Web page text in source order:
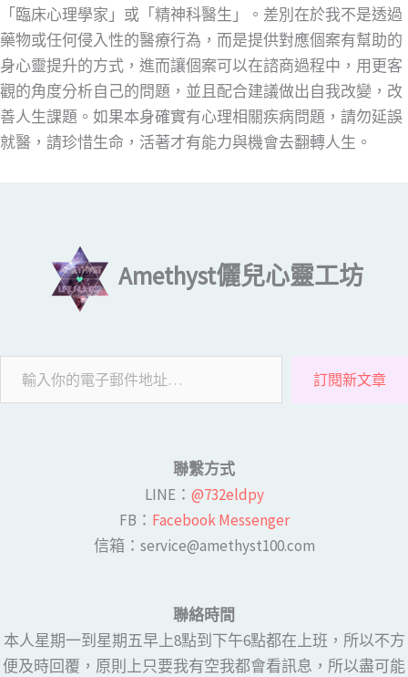
「臨床心理學家」或「精神科醫生」。差別在於我不是透過
藥物或任何侵入性的醫療行為，而是提供對應個案有幫助的
身心靈提升的方式，進而讓個案可以在諮商過程中，用更客
觀的角度分析自己的問題，並且配合建議做出自我改變，改
善人生課題。如果本身確實有心理相關疾病問題，請勿延誤
就醫，請珍惜生命，活著才有能力與機會去翻轉人生。
Amethyst儷兒心靈工坊
訂閱新文章
聯繫方式
LINE​： @732eldpy
FB：​ Facebook Messenger
​​信箱：service@amethyst100.com
聯絡時間
本人星期一到星期五早上8點到下午6點都在上班，所以不方
便及時回覆，原則上只要我有空我都會看訊息，所以盡可能